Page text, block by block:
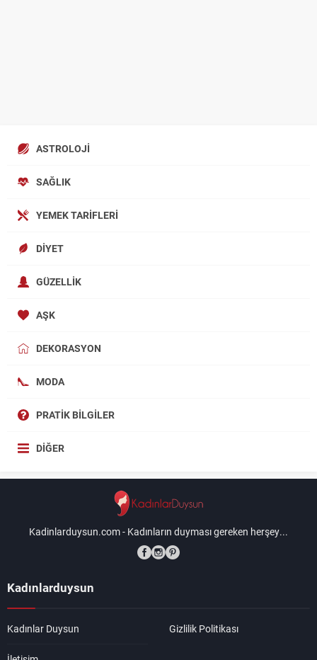
ASTROLOJI
SAĞLIK
YEMEK TARIFLERI
DIYET
GÜZELLIK
AŞK
DEKORASYON
MODA
PRATIK BILGILER
DIĞER
Kadinlarduysun.com - Kadınların duyması gereken herşey...
Kadınlarduysun
Kadınlar Duysun Gizlilik Politikası